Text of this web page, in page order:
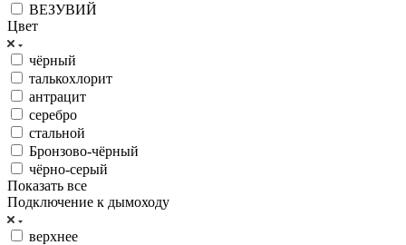
ВЕЗУВИЙ
Цвет
чёрный
талькохлорит
антрацит
серебро
стальной
Бронзово-чёрный
чёрно-серый
Показать все
Подключение к дымоходу
верхнее